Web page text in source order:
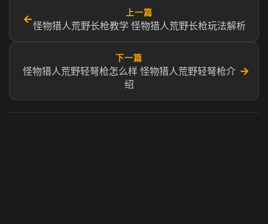
←
上一篇
怪物猎人荒野长枪教学 怪物猎人荒野长枪玩法解析
下一篇
怪物猎人荒野轻弩枪怎么样 怪物猎人荒野轻弩枪介
绍
→